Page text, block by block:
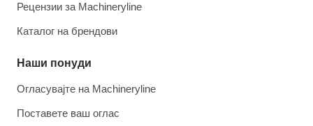
Рецензии за Machineryline
Каталог на брендови
Наши понуди
Огласувајте на Machineryline
Поставете ваш оглас